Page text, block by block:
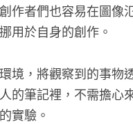
作者們也容易在圖像
用於自身的創作。
境，將觀察到的事物
的筆記裡，不需擔心
實驗。